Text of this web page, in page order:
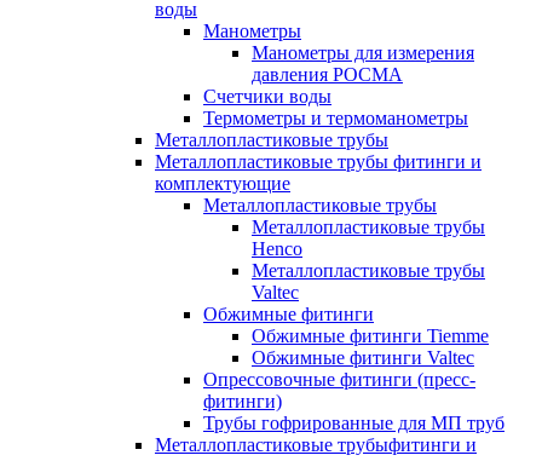
воды
Манометры
Манометры для измерения
давления РОСМА
Счетчики воды
Термометры и термоманометры
Металлопластиковые трубы
Металлопластиковые трубы фитинги и
комплектующие
Металлопластиковые трубы
Металлопластиковые трубы
Henco
Металлопластиковые трубы
Valtec
Обжимные фитинги
Обжимные фитинги Tiemme
Обжимные фитинги Valtec
Опрессовочные фитинги (пресс-
фитинги)
Трубы гофрированные для МП труб
Металлопластиковые трубыфитинги и